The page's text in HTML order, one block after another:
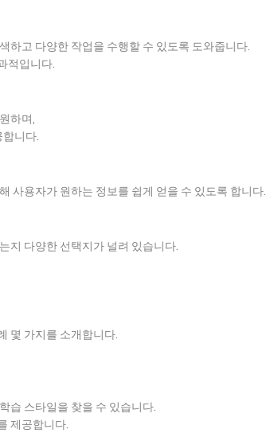
하고 다양한 작업을 수행할 수 있도록 도와줍니다.
적입니다.
하며,
니다.
사용자가 원하는 정보를 쉽게 얻을 수 있도록 합니다.
지 다양한 선택지가 널려 있습니다.
몇 가지를 소개합니다.
습 스타일을 찾을 수 있습니다.
제공합니다.